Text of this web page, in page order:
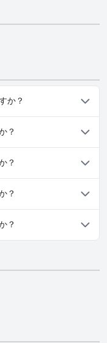
か？
りません。
？
いただけません。
？
とはできません。
？
用いただけます。
？